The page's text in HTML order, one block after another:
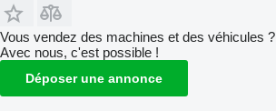
Vous vendez des machines et des véhicules ?
Avec nous, c'est possible !
Déposer une annonce